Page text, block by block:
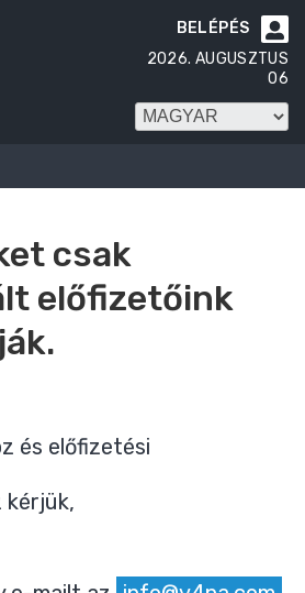

BELÉPÉS
2026. AUGUSZTUS
06
csak
előfizetőink
és előfizetési
kérjük,